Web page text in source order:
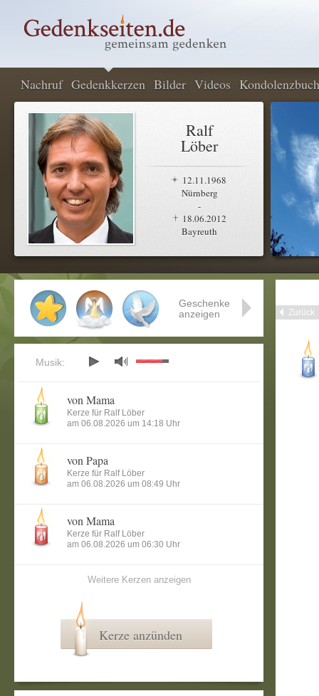
Nachruf Gedenkkerzen Bilder Videos Kondolenzbuch
Ralf
Löber
12.11.1968
Nürnberg
-
18.06.2012
Bayreuth
Zurück
Geschenke
anzeigen
Musik:
von Mama
Kerze für Ralf Löber
am 06.08.2026 um 14:18 Uhr
von Papa
Kerze für Ralf Löber
am 06.08.2026 um 08:49 Uhr
von Mama
Kerze für Ralf Löber
am 06.08.2026 um 06:30 Uhr
Weitere Kerzen anzeigen
Kerze anzünden